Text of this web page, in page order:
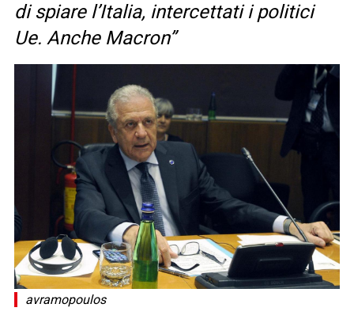
di spiare l’Italia, intercettati i politici
Ue. Anche Macron”
avramopoulos